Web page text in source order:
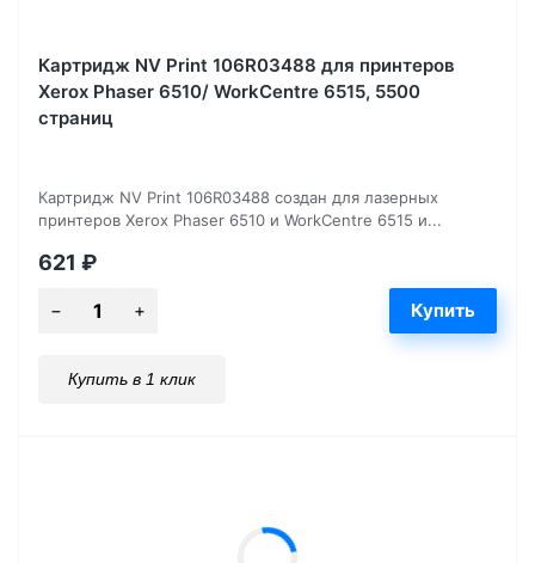
Картридж NV Print 106R03488 для принтеров
Xerox Phaser 6510/ WorkCentre 6515, 5500
страниц
Картридж NV Print 106R03488 создан для лазерных
принтеров Xerox Phaser 6510 и WorkCentre 6515 и...
621 ₽
Купить в 1 клик